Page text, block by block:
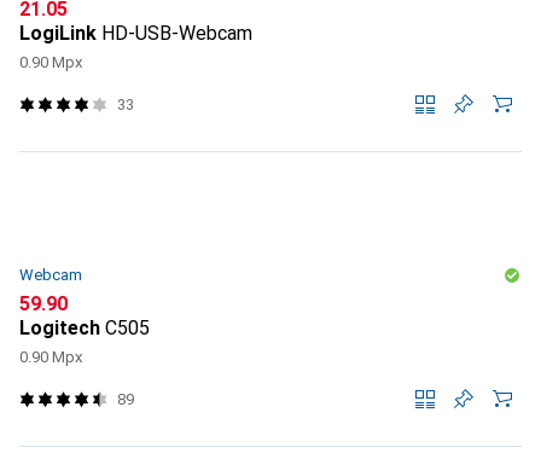
CHF
21.05
LogiLink HD-USB-Webcam
0.90 Mpx
33
Webcam
CHF
59.90
Logitech C505
0.90 Mpx
89